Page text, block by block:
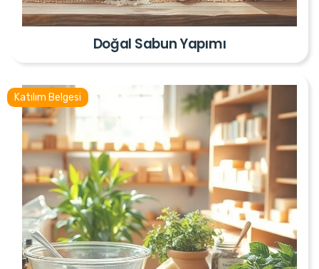
Doğal Sabun Yapımı
Katılım Belgesi